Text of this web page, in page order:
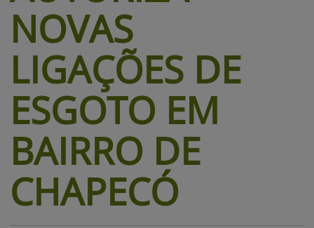
NOVAS
LIGAÇÕES DE
ESGOTO EM
BAIRRO DE
CHAPECÓ